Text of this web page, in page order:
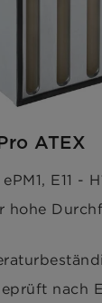
ATEX
E11 -
hohe
nach